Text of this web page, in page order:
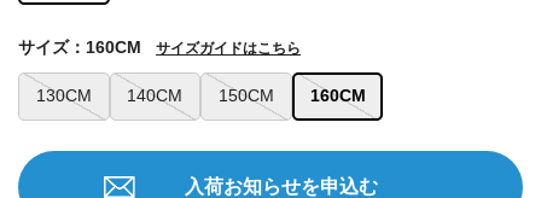
130CM 140CM 150CM 160CM
サイズ：160CM サイズガイドはこちら
入荷お知らせを申込む